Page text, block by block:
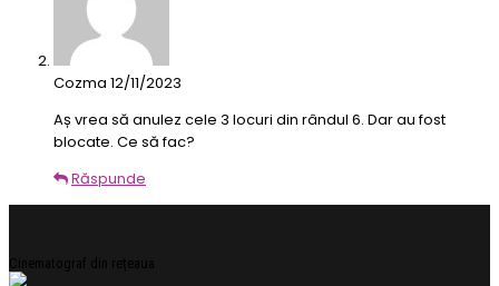
Cozma 12/11/2023
Aș vrea să anulez cele 3 locuri din rândul 6. Dar au fost
blocate. Ce să fac?
Răspunde
Cinematograf din rețeaua